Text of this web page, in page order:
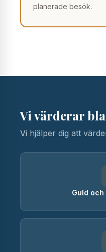
planerade besök.
Vi värderar
Vi hjälper dig att
Guld